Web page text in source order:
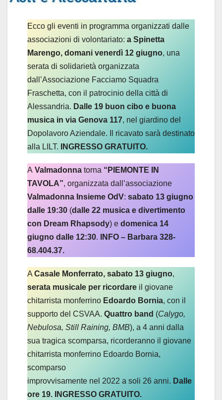
Ecco gli eventi in programma organizzati dalle
associazioni di volontariato: a Spinetta
Marengo, domani venerdì 12 giugno, una
serata di solidarietà organizzata
dall’Associazione Facciamo Squadra
Fraschetta, con il patrocinio della città di
Alessandria. Dalle 19 buon cibo e buona
musica in via Genova 117, nel giardino del
Dopolavoro Aziendale. Il ricavato sarà destinato
alla LILT.
INGRESSO GRATUITO.
A Valmadonna torna “PIEMONTE IN
TAVOLA”, organizzata dall’associazione
Valmadonna Insieme OdV: sabato 13 giugno
dalle 19:30 (dalle 22 musica e divertimento
con Dream Rhapsody) e domenica 14
giugno dalle 12:30.
INFO – Barbara 328-
68.404.37.
ACasale Monferrato, sabato 13 giugno,
serata musicale per ricordare il giovane
chitarrista monferrino Edoardo Bornia, con il
supporto del CSVAA. Quattro band (Calygo,
Nebulosa, Still Raining, BMB), a 4 anni dalla
sua tragica scomparsa, ricorderanno il giovane
chitarrista monferrino Edoardo Bornia,
scomparso
improvvisamente nel 2022 a soli 26 anni. Dalle
ore 19. INGRESSO GRATUITO.